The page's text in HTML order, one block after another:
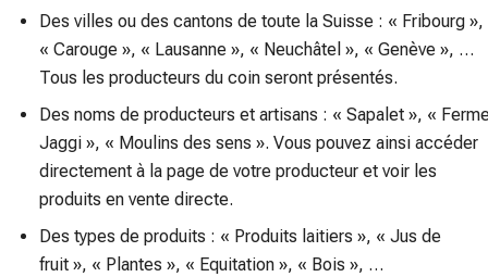
Des villes ou des cantons de toute la Suisse : « Fribourg »,
« Carouge », « Lausanne », « Neuchâtel », « Genève », …
Tous les producteurs du coin seront présentés.
Des noms de producteurs et artisans : « Sapalet », «
Jaggi », « Moulins des sens ». Vous pouvez ainsi accéder
directement à la page de votre producteur et voir les
produits en vente directe.
Des types de produits : « Produits laitiers », « Jus de
fruit », « Plantes », « Equitation », « Bois », …